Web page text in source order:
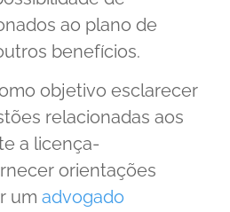
ao plano de
benefícios.
objetivo esclarecer
relacionadas aos
a licença-
orientações
um advogado